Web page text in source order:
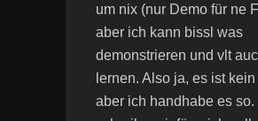
um nix (nur Demo für ne
aber ich kann bissl was
demonstrieren und vlt
lernen. Also ja, es ist
aber ich handhabe es so.